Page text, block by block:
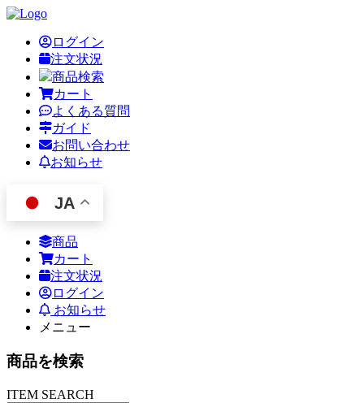
ログイン
注文状況
商品検索
カート
よくある質問
ガイド
お問い合わせ
お知らせ
JA
商品
カート
注文状況
ログイン
お知らせ
メニュー
商品を検索
ITEM SEARCH